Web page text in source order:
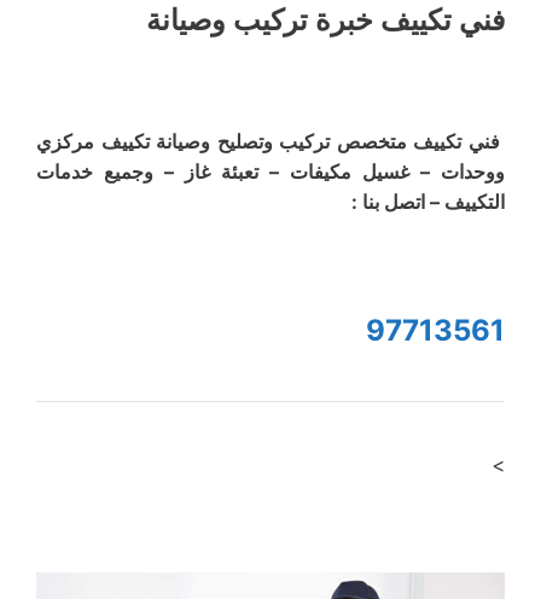
فني تكييف خبرة تركيب وصيانة
فني تكييف متخصص تركيب وتصليح وصيانة تكييف مركزي
ووحدات – غسيل مكيفات – تعبئة غاز – وجميع خدمات
التكييف – اتصل بنا :
97713561
>